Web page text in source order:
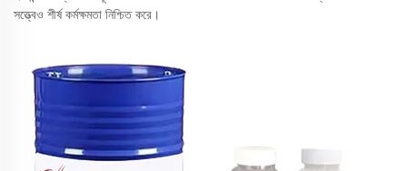
সত্ত্বেও শীর্ষ কর্মক্ষমতা নিশ্চিত করে।